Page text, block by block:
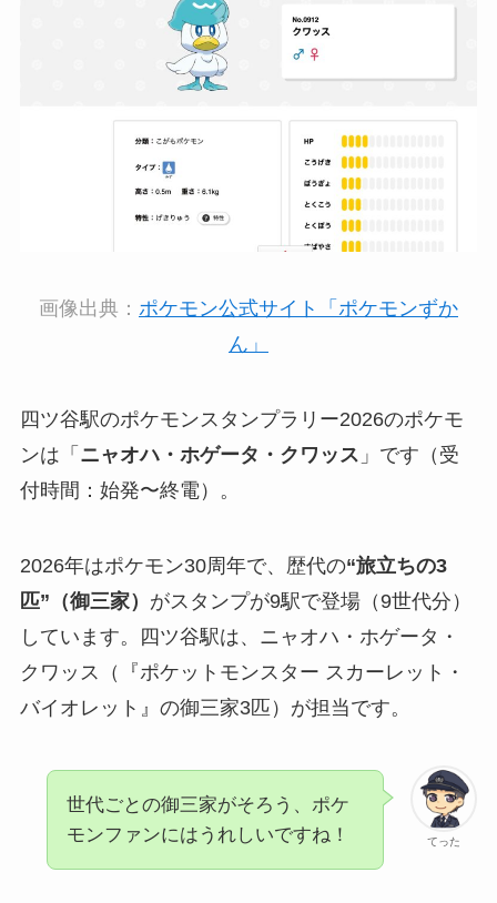
画像出典： ポケモン公式サイト「ポケモンずか
ん」
四ツ谷駅のポケモンスタンプラリー2026のポケモ
ンは「 ニャオハ・ホゲータ・クワッス 」です（受
付時間：始発〜終電）。
2026年はポケモン30周年で、歴代の“旅立ちの3
匹”（御三家） がスタンプが9駅で登場（9世代分）
しています。四ツ谷駅は、ニャオハ・ホゲータ・
クワッス（『ポケットモンスター スカーレット・
バイオレット』の御三家3匹）が担当です。
てった
世代ごとの御三家がそろう、ポケ
モンファンにはうれしいですね！